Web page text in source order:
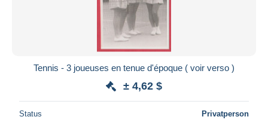
Tennis - 3 joueuses en tenue d'époque ( voir verso )
± 4,62 $
Status Privatperson